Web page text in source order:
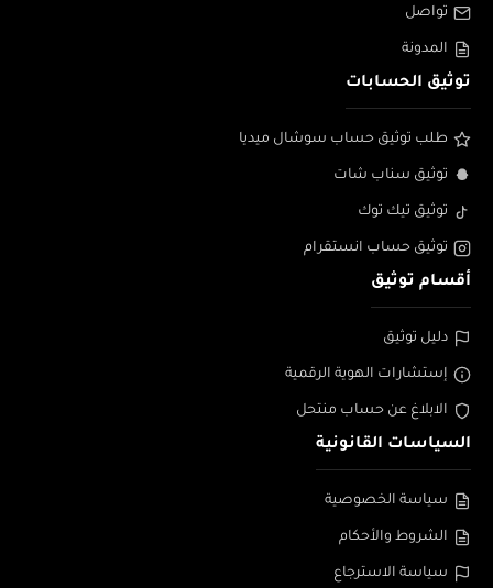
تواصل
المدونة
توثيق الحسابات
طلب توثيق حساب سوشال ميديا
توثيق سناب شات
توثيق تيك توك
توثيق حساب انستقرام
أقسام توثيق
دليل توثيق
إستشارات الهوية الرقمية
الابلاغ عن حساب منتحل
السياسات القانونية
سياسة الخصوصية
الشروط والأحكام
سياسة الاسترجاع